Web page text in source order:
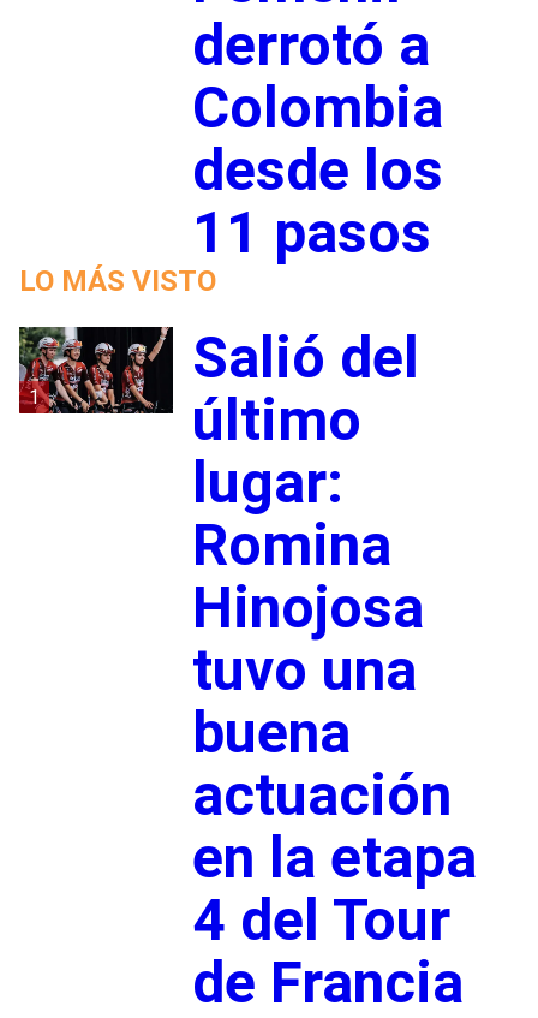
derrotó a
Colombia
desde los
11 pasos
LO MÁS VISTO
1
Salió del
último
lugar:
Romina
Hinojosa
tuvo una
buena
actuación
en la etapa
4 del Tour
de Francia